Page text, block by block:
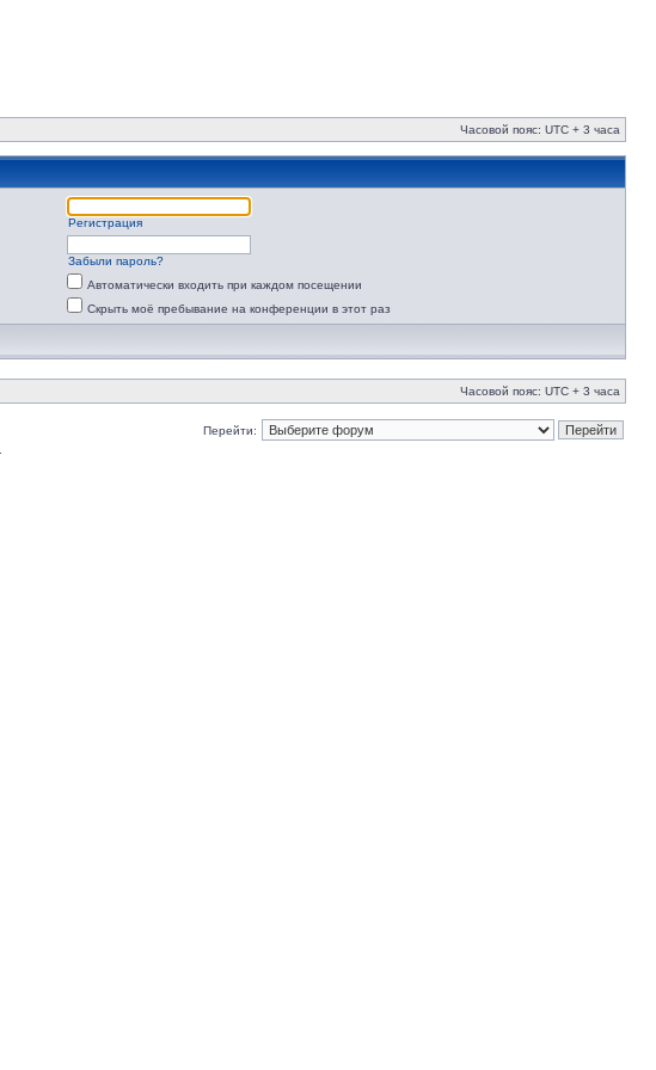
Часовой пояс: UTC + 3 часа
Регистрация
Забыли пароль?
Автоматически входить при каждом посещении
Скрыть моё пребывание на конференции в этот раз
Часовой пояс: UTC + 3 часа
Перейти: